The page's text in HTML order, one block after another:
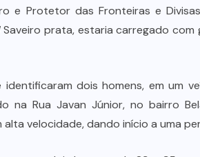
e Protetor das Fronteiras e
prata, estaria carregado
dois homens, em um
na Rua Javan Júnior, no bairro
velocidade, dando início a uma